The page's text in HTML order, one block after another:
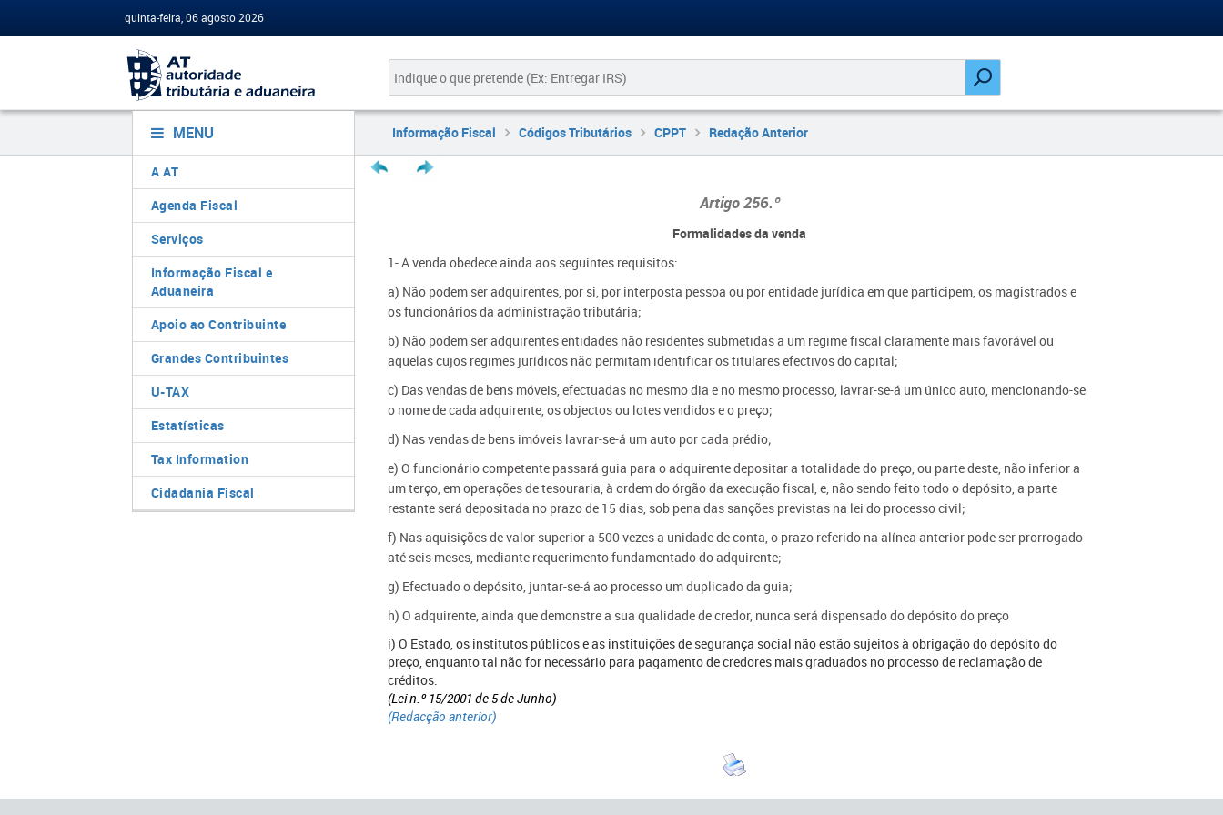
quinta-feira, 06 agosto 2026
MENU
A AT
Agenda Fiscal
Serviços
Informação Fiscal e
Aduaneira
Apoio ao Contribuinte
Grandes Contribuintes
U-TAX
Estatísticas
Tax Information
Cidadania Fiscal
Informação Fiscal Códigos Tributários CPPT Redação Anterior
Artigo256.º
Formalidades da venda
1- A venda obedece ainda aos seguintes requisitos:
a) Não podem ser adquirentes, por si, por interposta pessoa ou por entidade jurídica em que participem, os magistrados e
os funcionários da administração tributária;
b) Não podem ser adquirentes entidades não residentes submetidas a um regime fiscal claramente mais favorável ou
aquelas cujos regimes jurídicos não permitam identificar os titulares efectivos do capital;
c) Das vendas de bens móveis, efectuadas no mesmo dia e no mesmo processo, lavrar-se-á um único auto, mencionando-se
o nome de cada adquirente, os objectos ou lotes vendidos e o preço;
d) Nas vendas de bens imóveis lavrar-se-á um auto por cada prédio;
e) O funcionário competente passará guia para o adquirente depositar a totalidade do preço, ou parte deste, não inferior a
um terço, em operações de tesouraria, à ordem do órgão da execução fiscal, e, não sendo feito todo o depósito, a parte
restante será depositada no prazo de 15 dias, sob pena das sanções previstas na lei do processo civil;
f) Nas aquisições de valor superior a 500 vezes a unidade de conta, o prazo referido na alínea anterior pode ser prorrogado
até seis meses, mediante requerimento fundamentado do adquirente;
g) Efectuado o depósito, juntar-se-á ao processo um duplicado da guia;
h) O adquirente, ainda que demonstre a sua qualidade de credor, nunca será dispensado do depósito do preço
i) O Estado, os institutos públicos e as instituições de segurança social não estão sujeitos à obrigação do depósito do
preço, enquanto tal não for necessário para pagamento de credores mais graduados no processo de reclamação de
créditos.
(Lei n.º 15/2001 de 5 de Junho)
(Redacção anterior)